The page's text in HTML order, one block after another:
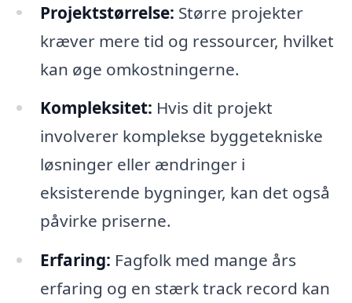
Projektstørrelse: Større projekter
kræver mere tid og ressourcer, hvilket
kan øge omkostningerne.
Kompleksitet: Hvis dit projekt
involverer komplekse byggetekniske
løsninger eller ændringer i
eksisterende bygninger, kan det også
påvirke priserne.
Erfaring: Fagfolk med mange års
erfaring og en stærk track record kan